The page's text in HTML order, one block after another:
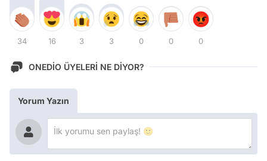
34 16 3 3 0 0 0
ONEDİO ÜYELERİ NE DİYOR?
Yorum Yazın